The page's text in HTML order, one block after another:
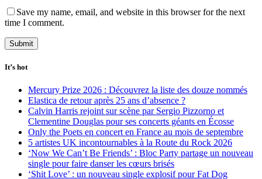
Save my name, email, and website in this browser for the next
time I comment.
It’s hot
Mercury Prize 2026 : Découvrez la liste des douze nommés
Elastica de retour après 25 ans d’absence ?
Calvin Harris rejoint sur scène par Sergio Pizzorno et
Clementine Douglas pour ses concerts géants en Écosse
Only the Poets en concert en France au mois de septembre
5 artistes UK incontournables à la Route du Rock 2026
‘Now We Can’t Be Friends’ : Bloc Party partage un nouveau
single pour faire danser les cœurs brisés
‘Shit Love’ : un nouveau single explosif pour Fat Dog